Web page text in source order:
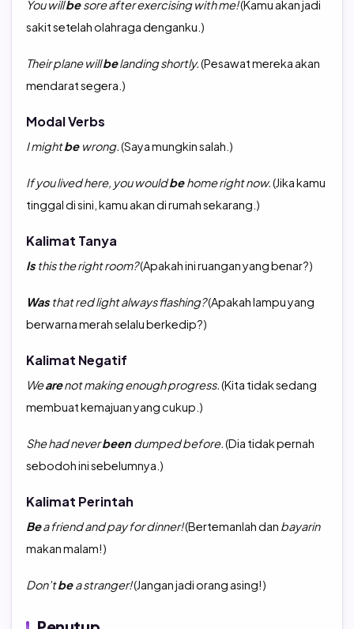
You willbesore after exercising with me!(Kamu akan jadi
sakit setelah olahraga denganku.)
Their plane willbelanding shortly.(Pesawat mereka akan
mendarat segera.)
Modal Verbs
I mightbe wrong. (Saya mungkin salah.)
If you lived here, you wouldbehome right now. (Jika kamu
tinggal di sini, kamu akan di rumah sekarang.)
Kalimat Tanya
Isthis the right room?(Apakah ini ruangan yang benar?)
Wasthat red light always flashing?(Apakah lampu yang
berwarna merah selalu berkedip?)
Kalimat Negatif
Wearenot making enough progress. (Kita tidak sedang
membuat kemajuan yang cukup.)
She had neverbeendumped before. (Dia tidak pernah
sebodoh ini sebelumnya.)
Kalimat Perintah
Bea friend and pay for dinner!(Bertemanlah dan bayarin
makan malam!)
Don’tbea stranger!(Jangan jadi orang asing!)